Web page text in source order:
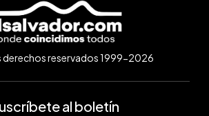
derechos reservados 1999-2026
al boletín